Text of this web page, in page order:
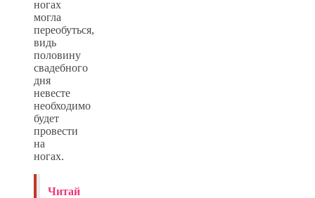
ногах
могла
переобуться,
видь
половину
свадебного
дня
невесте
необходимо
будет
провести
на
ногах.
Читай